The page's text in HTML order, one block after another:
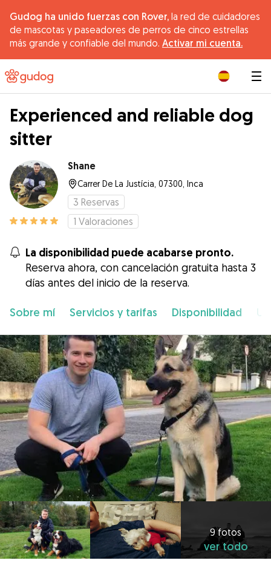
Gudog ha unido fuerzas con Rover, la red de cuidadores
de mascotas y paseadores de perros de cinco estrellas
más grande y confiable del mundo. Activar mi cuenta.
Experienced and reliable dog
sitter
Shane
Carrer De La Justícia, 07300, Inca
3 Reservas
1 Valoraciones
La disponibilidad puede acabarse pronto.
Reserva ahora, con cancelación gratuita hasta 3
días antes del inicio de la reserva.
Sobre mí Servicios y tarifas Disponibilidad
9 fotos
ver todo